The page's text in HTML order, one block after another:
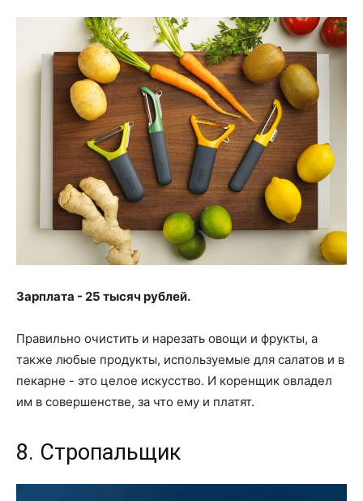
Зарплата - 25 тысяч рублей.
Правильно очистить и нарезать овощи и фрукты, а
также любые продукты, используемые для салатов и в
пекарне - это целое искусство. И коренщик овладел
им в совершенстве, за что ему и платят.
8. Стропальщик